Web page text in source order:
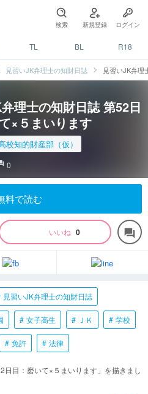
検索 新規登録 ログイン
TL BL R18
見習いJK弁理士の知財日誌 見習いJK弁理
理士の知財日誌 第52日
×５まいります
校知的財産部（仮）
0
料で読む
いいね 0 forum
見習いJK弁理士の知財日誌
女子高生 ＪＫ 学校
免許 法律
目：磨いて×５まいります」を描きまし